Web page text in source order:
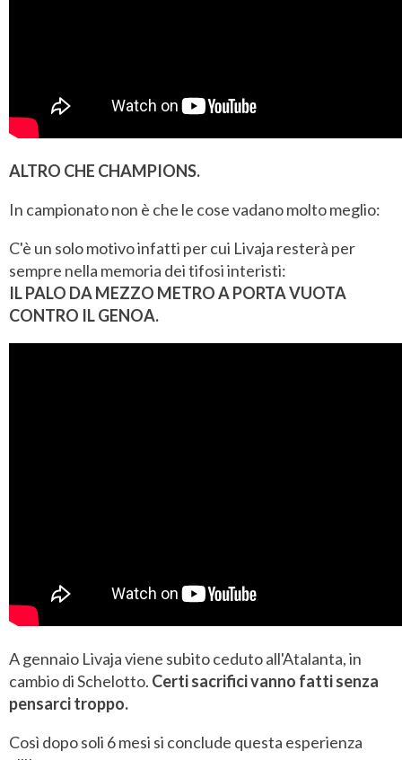
ALTRO CHE CHAMPIONS.
In campionato non è che le cose vadano molto meglio:
C'è un solo motivo infatti per cui Livaja resterà per
sempre nella memoria dei tifosi interisti:
IL PALO DA MEZZO METRO A PORTA VUOTA
CONTRO IL GENOA.
A gennaio Livaja viene subito ceduto all'Atalanta, in
cambio di Schelotto. Certi sacrifici vanno fatti senza
pensarci troppo.
Così dopo soli 6 mesi si conclude questa esperienza